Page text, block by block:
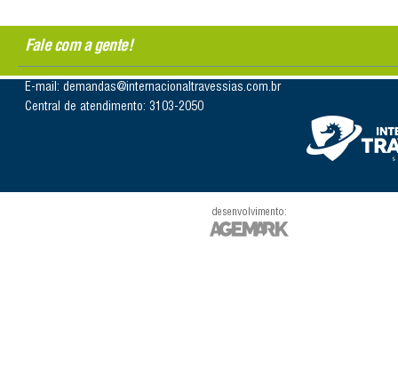
Fale com a gente!
E-mail: demandas@internacionaltravessias.com.br
Central de atendimento: 3103-2050
desenvolvimento: